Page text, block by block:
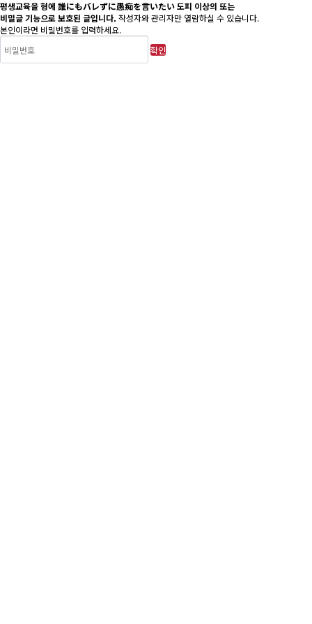
평생교육을 형에 誰にもバレずに愚痴を言いたい 도피 이상의 또는
비밀글 기능으로 보호된 글입니다. 작성자와 관리자만 열람하실 수 있습니다.
본인이라면 비밀번호를 입력하세요.